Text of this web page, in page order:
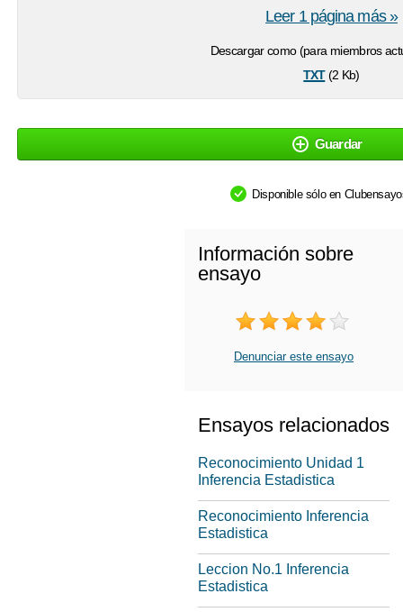
Descargar como (para miembros
txt(2 Kb)
Leer 1 página más »
Guardar
Disponible sólo en
Información sobre
ensayo
Denunciar este ensayo
Ensayos relacionados
Reconocimiento Unidad 1
Inferencia Estadistica
Reconocimiento Inferencia
Estadistica
Leccion No.1 Inferencia
Estadistica